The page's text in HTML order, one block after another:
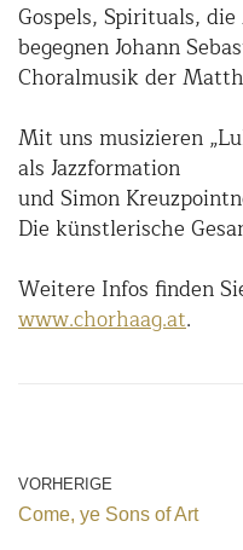
Gospels, Spirituals,
begegnen Johann
Choralmusik der
Mit uns musizieren
als Jazzformation
und Simon
Die künstlerische
Weitere Infos finden
www.chorhaag.at.
VORHERIGE
Come, ye Sons of Art